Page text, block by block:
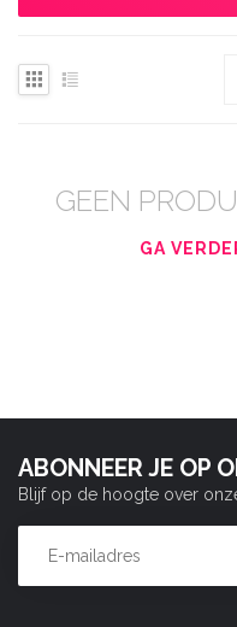
GEEN
GA
ABONNEER JE OP
Blijf op de hoogte over